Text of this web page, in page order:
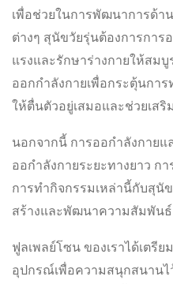
เพื่อช่วยในการพัฒนาการด้า
ต่างๆ สุนัขวัยรุ่นต้องการการ
แรงและรักษาร่างกายให้สม
ออกกำลังกายเพื่อกระตุ้นกา
ให้ตื่นตัวอยู่เสมอและช่วยเส
นอกจากนี้ การออกำลังกายแ
ออกำลังกายระยะทางยาว ก
การทำกิจกรรมเหล่านี้กับสุนั
สร้างและพัฒนาความสัมพัน
ฟูลเพลย์โซน ของเราได้เตรี
อุปกรณ์เพื่อความสนุกสนานไ